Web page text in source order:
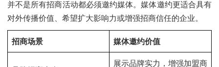
并不是所有招商活动都必须邀约媒体。媒体邀约更适合具有
对外传播价值、希望扩大影响力或增强招商信任的企业。
招商场景 媒体邀约价值
展示品牌实力，增强加盟商